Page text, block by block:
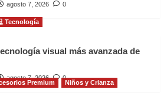
agosto 7, 2026 0
Tecnología
visual más avanzada de
agosto 7, 2026 0
Premium
Niños y Crianza